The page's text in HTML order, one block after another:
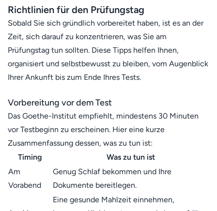
Richtlinien für den Prüfungstag
Sobald Sie sich gründlich vorbereitet haben, ist es an der
Zeit, sich darauf zu konzentrieren, was Sie am
Prüfungstag tun sollten. Diese Tipps helfen Ihnen,
organisiert und selbstbewusst zu bleiben, vom Augenblick
Ihrer Ankunft bis zum Ende Ihres Tests.
Vorbereitung vor dem Test
Das Goethe-Institut empfiehlt, mindestens 30 Minuten
vor Testbeginn zu erscheinen. Hier eine kurze
Zusammenfassung dessen, was zu tun ist:
Timing
Was zu tun ist
Am
Vorabend
Genug Schlaf bekommen und Ihre
Dokumente bereitlegen.
Eine gesunde Mahlzeit einnehmen,